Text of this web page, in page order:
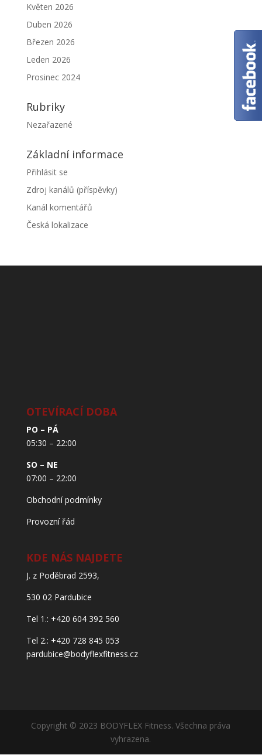
Květen 2026
Duben 2026
Březen 2026
Leden 2026
Prosinec 2024
Rubriky
Nezařazené
Základní informace
Přihlásit se
Zdroj kanálů (příspěvky)
Kanál komentářů
Česká lokalizace
OTEVÍRACÍ DOBA
PO – PÁ
05:30 – 22:00
SO – NE
07:00 – 22:00
Obchodní podmínky
Provozní řád
KDE NÁS NAJDETE
J. z Poděbrad 2593,
530 02 Pardubice
Tel 1.: +420 604 392 560
Tel 2.: +420 728 845 053
pardubice@bodyflexfitness.cz
Copyright © 2023 BODYFLEX Fitness. Všechna práva
vyhrazena.